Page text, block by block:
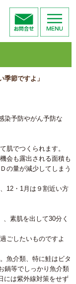
季節ですよ」
染予防やがん予防な
肌でつくられます。
会も露出される面積も
の量が減少してしまう
12・1月は９割近い方
素肌を出して30分く
ごしたいものですよ
魚介類、特に鮭はビタ
鍋等でしっかり魚介類
には紫外線対策をせず